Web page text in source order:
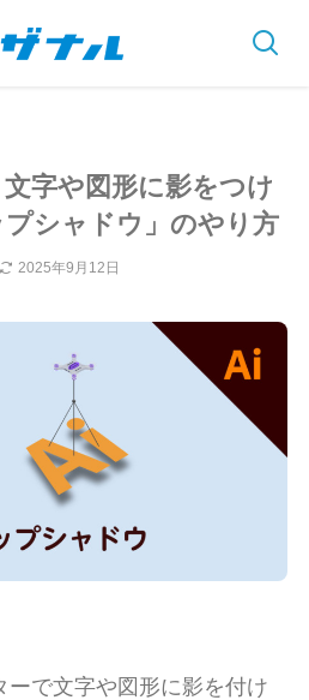
文字や図形に影をつけ
シャドウ」のやり方
2025年9月12日
ーで文字や図形に影を付け